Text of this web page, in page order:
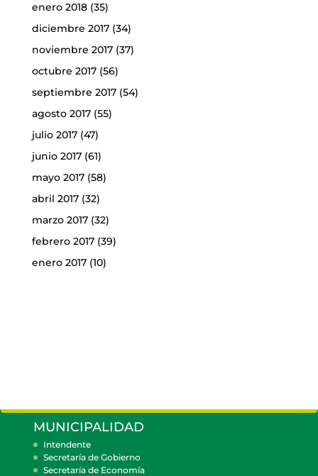
enero 2018(35)
diciembre 2017(34)
noviembre 2017(37)
octubre 2017(56)
septiembre 2017(54)
agosto 2017(55)
julio 2017(47)
junio 2017(61)
mayo 2017(58)
abril 2017(32)
marzo 2017(32)
febrero 2017(39)
enero 2017(10)
MUNICIPALIDAD
Intendente
Secretaría de Gobierno
Secretaría de Economía